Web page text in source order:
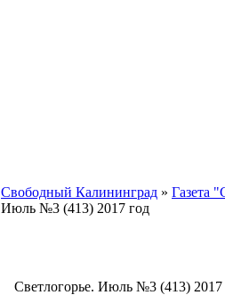
Свободный Калининград » Газета
Июль №3 (413) 2017 год
Светлогорье. Июль №3 (413) 2017